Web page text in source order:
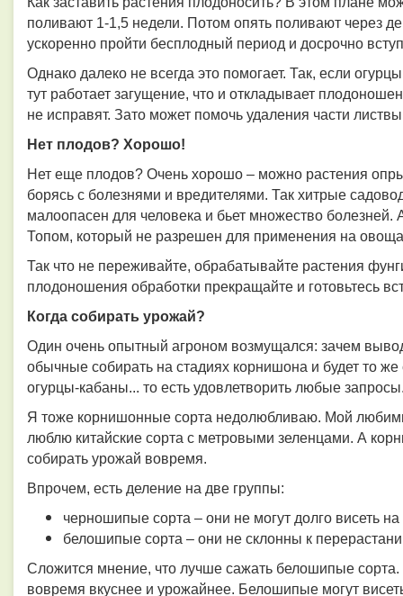
поливают 1-1,5 недели. Потом опять поливают через
ускоренно пройти бесплодный период и досрочно
Однако далеко не всегда это помогает. Так, если
тут работает загущение, что и откладывает
не исправят. Зато может помочь удаления части
Нет плодов? Хорошо!
Нет еще плодов? Очень хорошо – можно растения
борясь с болезнями и вредителями. Так хитрые
малоопасен для человека и бьет множество
Топом, который не разрешен для применения на
Так что не переживайте, обрабатывайте растения
плодоношения обработки прекращайте и готовьтесь
Когда собирать урожай?
Один очень опытный агроном возмущался: зачем
обычные собирать на стадиях корнишона и будет то
огурцы-кабаны... то есть удовлетворить любые
Я тоже корнишонные сорта недолюбливаю. Мой
люблю китайские сорта с метровыми зеленцами. А
собирать урожай вовремя.
Впрочем, есть деление на две группы:
черношипые сорта – они не могут долго висеть
белошипые сорта – они не склонны к
Сложится мнение, что лучше сажать белошипые
вовремя вкуснее и урожайнее. Белошипые могут